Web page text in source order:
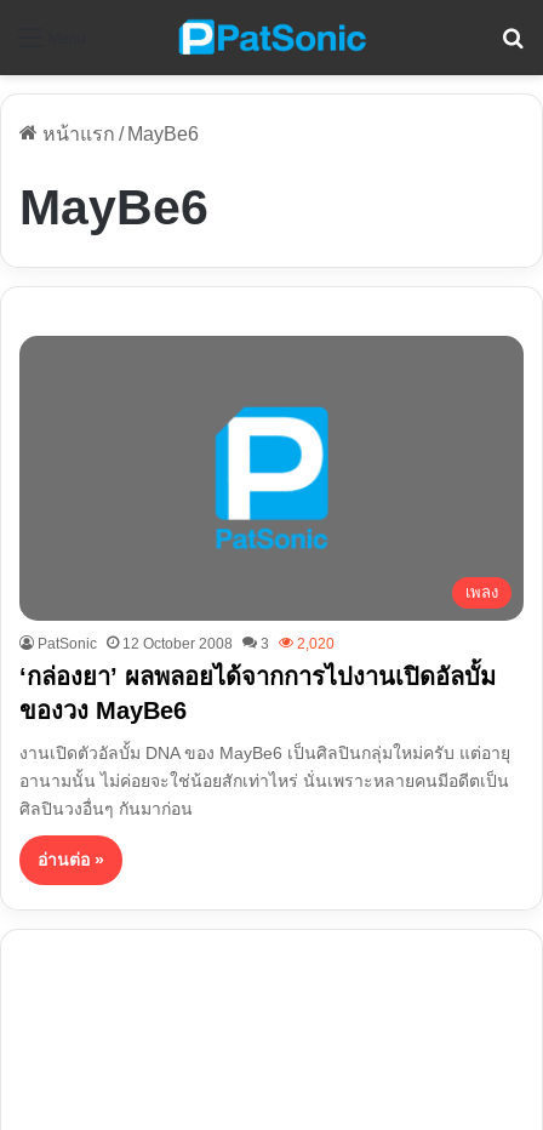
หน้าแรก / MayBe6
MayBe6
เพลง
PatSonic 12 October 2008 3 2,020
‘กล่องยา’ ผลพลอยได้จากการไปงานเปิดอัลบั้ม
ของวง MayBe6
งานเปิดตัวอัลบั้ม DNA ของ MayBe6 เป็นศิลปินกลุ่มใหม่ครับ แต่อายุ
อานามนั้น ไม่ค่อยจะใช่น้อยสักเท่าไหร่ นั่นเพราะหลายคนมีอดีตเป็น
ศิลปินวงอื่นๆ กันมาก่อน
อ่านต่อ »